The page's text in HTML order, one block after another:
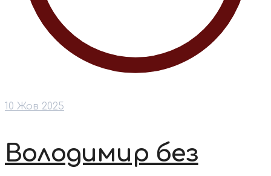
10 Жов 2025
Володимир без